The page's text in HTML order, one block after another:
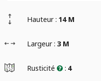
Hauteur : 14 M
Largeur : 3 M
Rusticité : 4